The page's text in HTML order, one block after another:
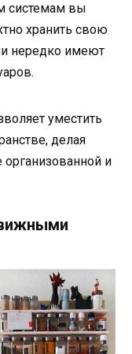
системам вы
хранить свою
нередко имеют
уместить
делая
и